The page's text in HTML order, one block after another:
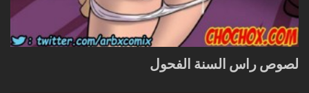
لصوص راس السنة الفحول